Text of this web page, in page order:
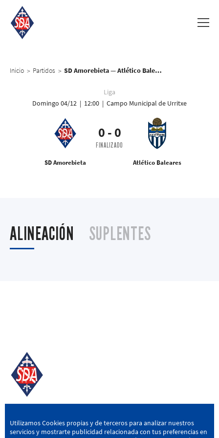
Inicio > Partidos > SD Amorebieta — Atlético Baleares
Liga
Domingo 04/12 | 12:00 | Campo Municipal de Urritxe
SD Amorebieta
0 - 0
FINALIZADO
Atlético Baleares
ALINEACIÓN SUPLENTES
SD AMOREBIETA
Utilizamos Cookies propias y de terceros para analizar nuestros
servicios y mostrarte publicidad relacionada con tus preferencias en